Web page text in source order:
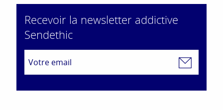
Recevoir la newsletter addictive
Sendethic